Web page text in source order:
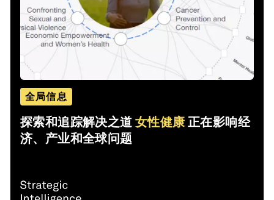
全局信息
探索和追踪解决之道女性健康正在影响经
济、产业和全球问题